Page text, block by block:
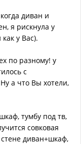
диван и
я рискнула у
у Вас).
по разному! у
с
а что Вы хотели,
тумбу под тв,
совковая
диван+шкаф,